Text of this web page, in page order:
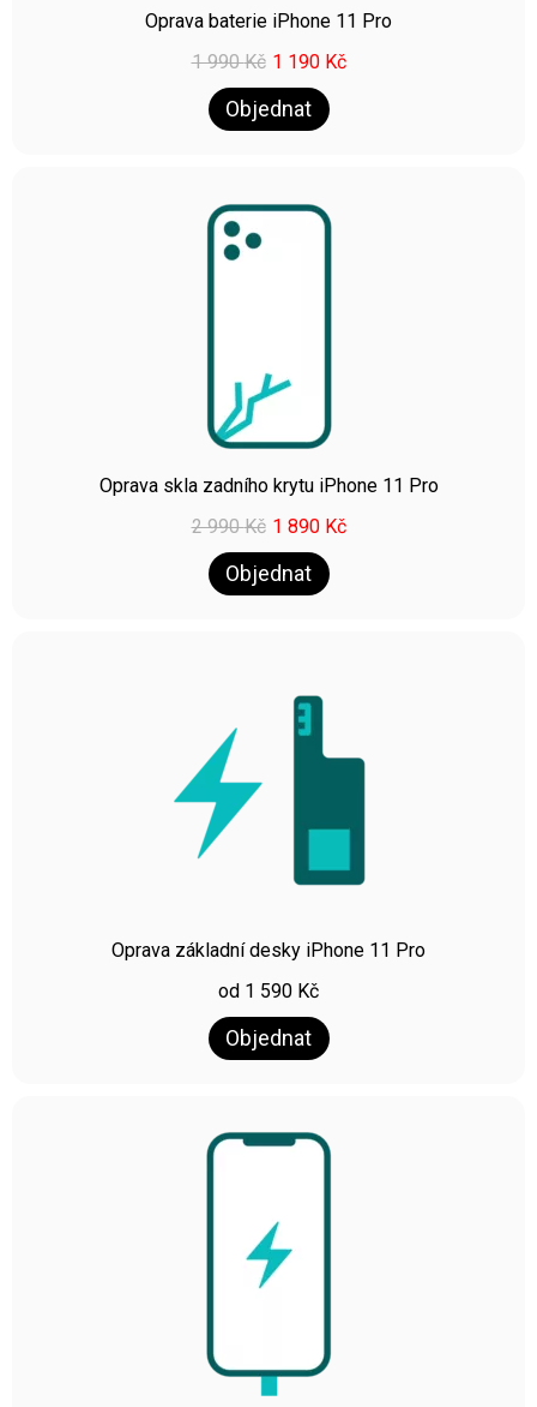
Oprava baterie iPhone 11 Pro
1 990Kč 1 190 Kč
Objednat
Oprava skla zadního krytu iPhone 11 Pro
2 990Kč 1 890 Kč
Objednat
Oprava základní desky iPhone 11 Pro
od 1 590 Kč
Objednat